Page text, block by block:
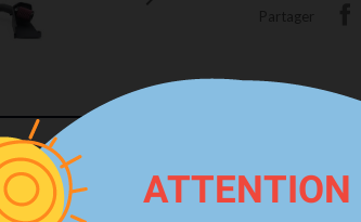
RS3 8V FACELIFT 2.5 TFSI (2018-2021)
ATTENTION